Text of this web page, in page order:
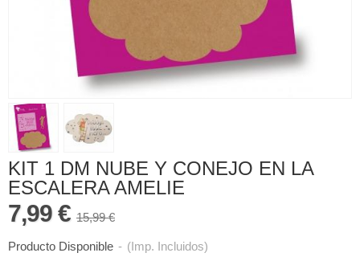
KIT 1 DM NUBE Y CONEJO EN LA
ESCALERA AMELIE
7,99 € 15,99 €
Producto Disponible - (Imp. Incluidos)